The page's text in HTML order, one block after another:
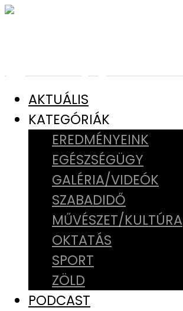
AKTUÁLIS
KATEGÓRIÁK
EREDMÉNYEINK
EGÉSZSÉGÜGY
GALÉRIA/VIDEÓK
SZABADIDŐ
MŰVÉSZET/KULTÚRA
OKTATÁS
SPORT
ZÖLD
PODCAST